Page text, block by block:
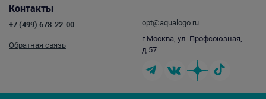
Контакты
+7 (499) 678-22-00
Обратная связь
opt@aqualogo.ru
г.Москва, ул. Профсоюзная,
д.57